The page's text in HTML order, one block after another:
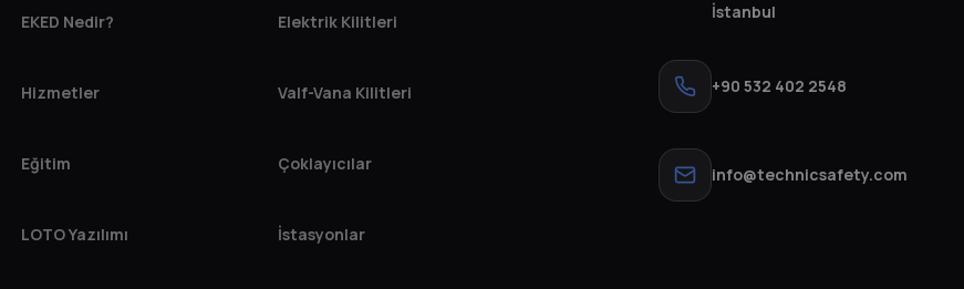
EKED Nedir?
Hizmetler
Eğitim
LOTO Yazılımı
Elektrik Kilitleri
Valf-Vana Kilitleri
Çoklayıcılar
İstasyonlar
İstanbul
+90 532 402 2548
info@technicsafety.com